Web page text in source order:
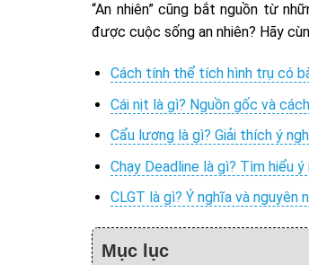
“An nhiên” cũng bắt nguồn từ
được cuộc sống an nhiên? Hãy
Cách tính thể tích hình trụ có
Cái nịt là gì? Nguồn gốc và
Cẩu lương là gì? Giải thích ý
Chạy Deadline là gì? Tìm hiểu
CLGT là gì? Ý nghĩa và nguyên
Mục lục